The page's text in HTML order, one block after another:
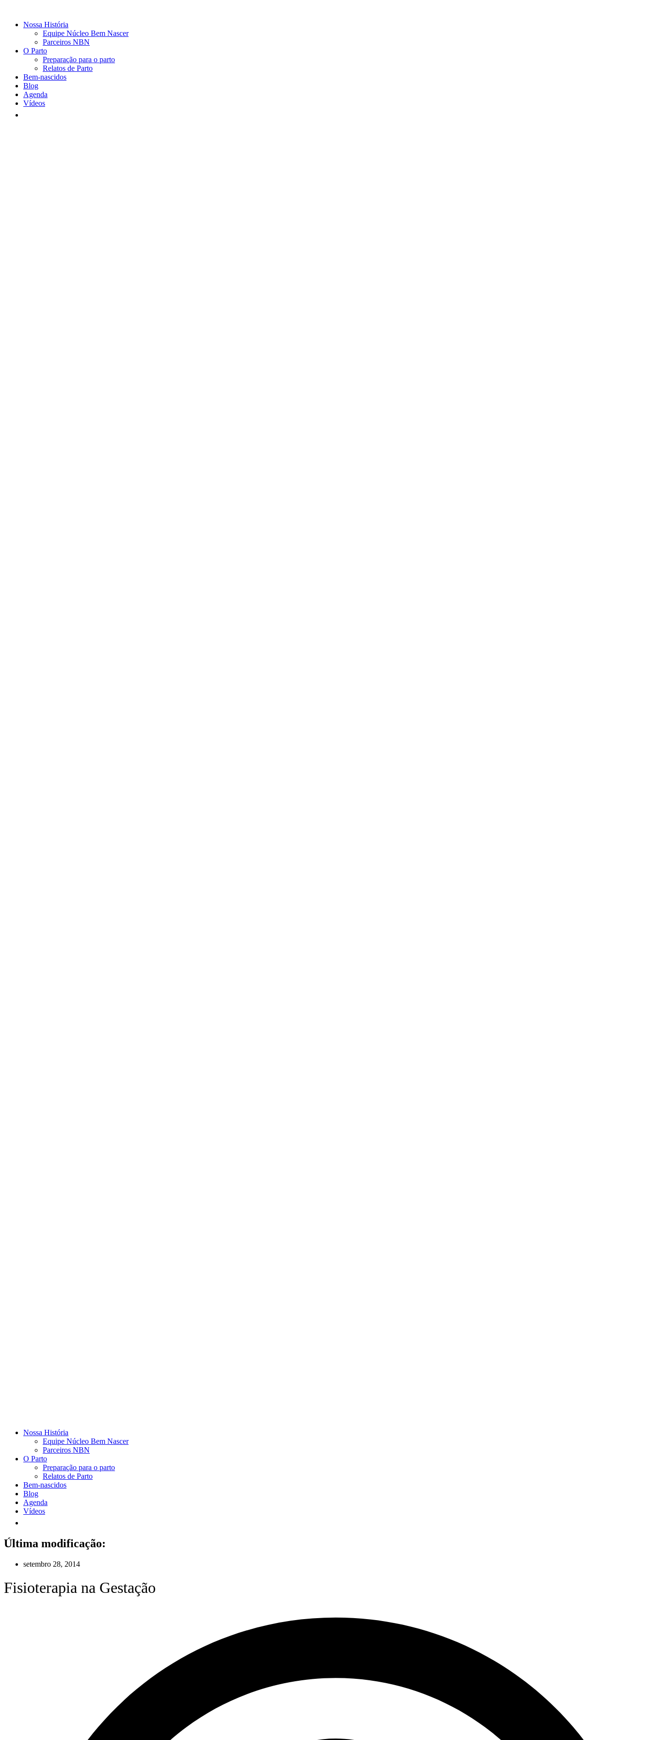
Nossa História
Equipe Núcleo Bem Nascer
Parceiros NBN
O Parto
Preparação para o parto
Relatos de Parto
Bem-nascidos
Blog
Agenda
Vídeos
Nossa História
Equipe Núcleo Bem Nascer
Parceiros NBN
O Parto
Preparação para o parto
Relatos de Parto
Bem-nascidos
Blog
Agenda
Vídeos
Última modificação:
setembro 28, 2014
Fisioterapia na Gestação